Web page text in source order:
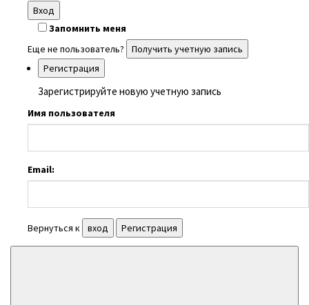
Вход
Запомнить меня
Еще не пользователь?
Получить учетную запись
Регистрация
Зарегистрируйте новую учетную запись
Имя пользователя
Email:
Вернуться к вход Регистрация